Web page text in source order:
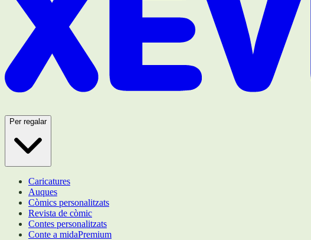
Per regalar
Caricatures
Auques
Còmics personalitzats
Revista de còmic
Contes personalitzats
Conte a midaPremium